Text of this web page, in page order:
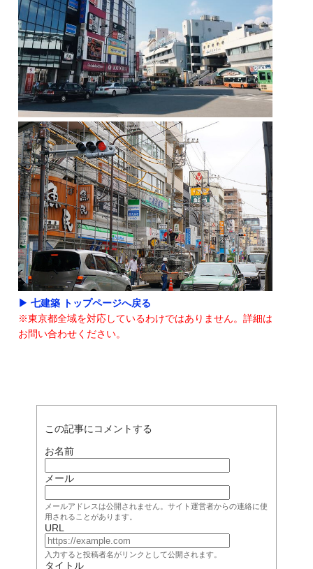
▶ 七建築 トップページへ戻る
※東京都全域を対応しているわけではありません。詳細は
お問い合わせください。
この記事にコメントする
お名前
メール
メールアドレスは公開されません。サイト運営者からの連絡に使
用されることがあります。
URL
入力すると投稿者名がリンクとして公開されます。
タイトル